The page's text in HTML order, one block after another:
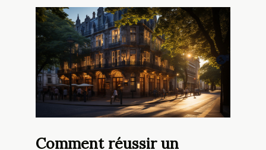
Comment réussir un